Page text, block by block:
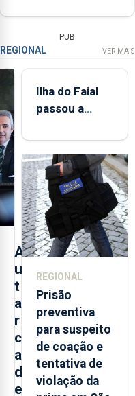
PUB
REGIONAL VER MAIS
A
u
t
a
r
c
a
d
e
Ilha do Faial
passou a
de
monitorização
de infrassons
dos Açores
REGIONAL
Prisão
preventiva
para suspeito
de coação e
tentativa de
violação da